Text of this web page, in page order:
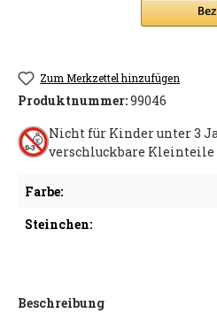
Zum Merkzettel hinzufügen
Produktnummer:99046
Nicht für Kinder unter 3
verschluckbare
Farbe:
Steinchen:
Beschreibung